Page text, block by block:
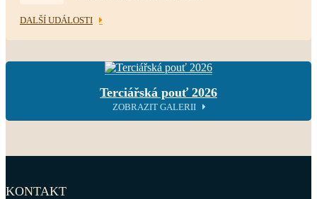
DALŠÍ UDÁLOSTI
Terciářská pouť 2026
ZOBRAZIT GALERII
KONTAKT